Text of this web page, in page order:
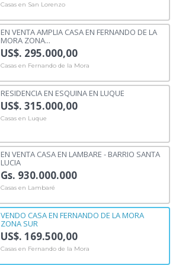
Casas en San Lorenzo
EN VENTA AMPLIA CASA EN FERNANDO DE LA
MORA ZONA...
US$. 295.000,00
Casas en Fernando de la Mora
RESIDENCIA EN ESQUINA EN LUQUE
US$. 315.000,00
Casas en Luque
EN VENTA CASA EN LAMBARE - BARRIO SANTA
LUCIA
Gs. 930.000.000
Casas en Lambaré
VENDO CASA EN FERNANDO DE LA MORA
ZONA SUR
US$. 169.500,00
Casas en Fernando de la Mora